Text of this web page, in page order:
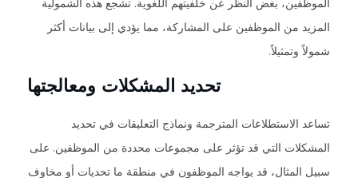
الموظفين، بغض النظر عن خلفيتهم اللغوية. تشجع هذه الشمولية
المزيد من الموظفين على المشاركة، مما يؤدي إلى بيانات أكثر
شمولاً وتمثيلاً.
تحديد المشكلات ومعالجتها
تساعد الاستطلاعات المترجمة ونماذج التعليقات في تحديد
المشكلات التي قد تؤثر على مجموعات محددة من الموظفين. على
سبيل المثال، قد يواجه الموظفون في منطقة ما تحديات أو مخاوف